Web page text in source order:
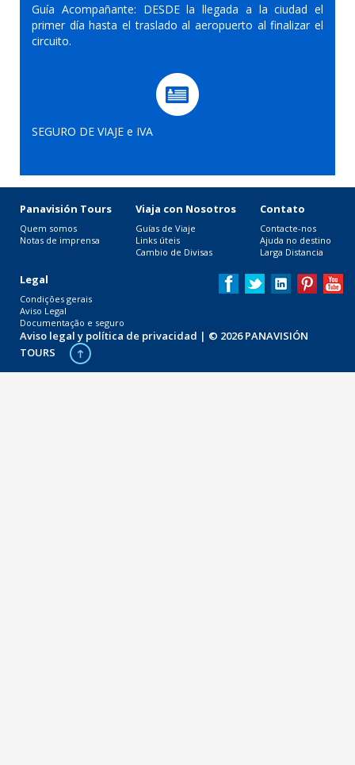
Guía Acompañante: DESDE la llegada a la ciudad el
primer día hasta el traslado al aeropuerto al finalizar el
circuito.
SEGURO DE VIAJE e IVA
Panavisión Tours
Quem somos
Notas de imprensa
Viaja con Nosotros
Guías de Viaje
Links úteis
Cambio de Divisas
Contato
Contacte-nos
Ajuda no destino
Larga Distancia
Legal
Condições gerais
Aviso Legal
Documentação e seguro
Aviso legal y política de privacidad | © 2026 PANAVISIÓN
TOURS